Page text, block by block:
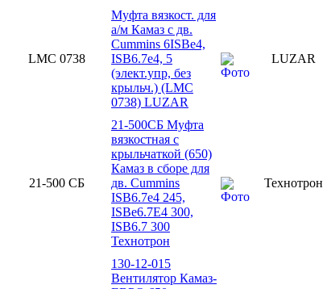
LMC 0738
Муфта вязкост. для
а/м Камаз c дв.
Cummins 6ISBe4,
ISB6.7e4, 5
(элект.упр, без
крыльч.) (LMC
0738) LUZAR
LUZAR
21-500 СБ
21-500СБ Муфта
вязкостная с
крыльчаткой (650)
Камаз в сборе для
дв. Cummins
ISB6.7e4 245,
ISBe6.7E4 300,
ISB6.7 300
Технотрон
Технотрон
130-12-015
Вентилятор Камаз-